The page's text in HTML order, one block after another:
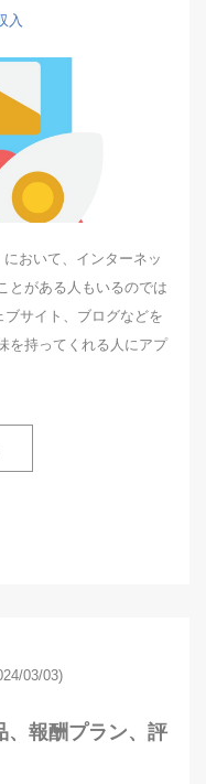
入
おいて、インターネッ
とがある人もいるのでは
サイト、ブログなどを
を持ってくれる人にアプ
03/03)
、報酬プラン、評